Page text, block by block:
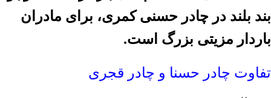
بند بلند در چادر حسنی کمری، برای مادران
باردار مزیتی بزرگ است.
تفاوت چادر حسنا و چادر قجری